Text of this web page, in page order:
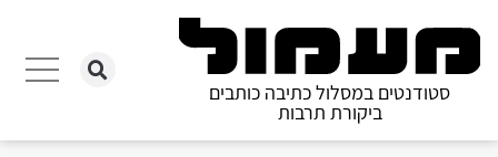
סטודנטים במסלול כתיבה כותבים
ביקורת תרבות